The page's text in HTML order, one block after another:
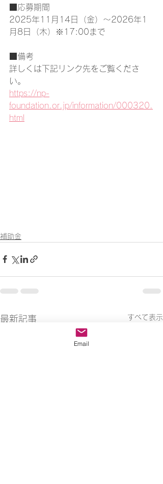
■応募期間
2025年11月14日（金）～2026年1
月8日（木）※17:00まで
■備考
詳しくは下記リンク先をご覧くださ
い。
https://np-
foundation.or.jp/information/000320.
html
補助金
最新記事 すべて表示
Email